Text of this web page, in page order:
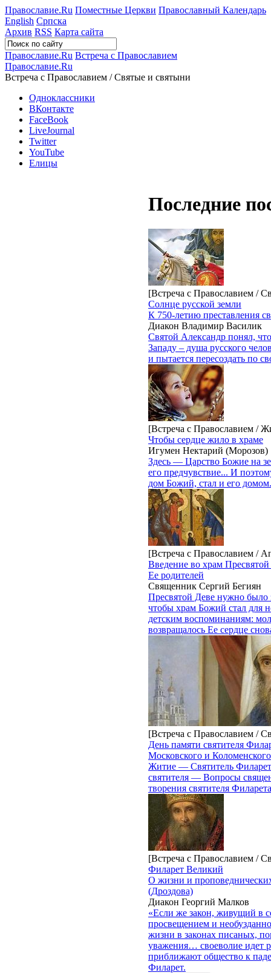
Православие.Ru Поместные Церкви Православный Календарь
English Српска
Архив RSS Карта сайта
Православие.Ru Встреча с Православием
Православие.Ru
Встреча с Православием / Святые и святыни
Одноклассники
ВКонтакте
FaceBook
LiveJournal
Twitter
YouTube
Елицы
Последние
[Встреча с Православием /
Солнце русской земли
К 750-летию преставления
Диакон Владимир Василик
Святой Александр понял,
Западу – душа русского
и пытается пересоздать по
[Встреча с Православием /
Чтобы сердце жило в храме
Игумен Нектарий (Морозов)
Здесь — Царство Божие на
его предчувствие... И
дом Божий, стал и его
[Встреча с Православием /
Введение во храм
Ее родителей
Священник Сергий Бегиян
Пресвятой Деве нужно было
чтобы храм Божий стал для
детским воспоминаниям:
возвращалось Ее сердце
[Встреча с Православием /
День памяти святителя
Московского и Коломенского
Житие — Святитель
святителя — Вопросы
творения святителя
[Встреча с Православием /
Филарет Великий
О жизни и
(Дроздова)
Диакон Георгий Малков
«Если же закон, живущий в
просвещением и
жизни в законах писаных,
уважения… своеволие идет
приближают общество к
Филарет.